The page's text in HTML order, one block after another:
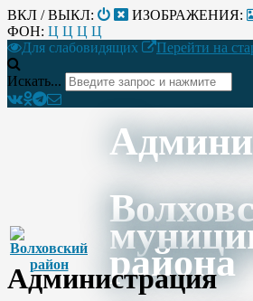
ВКЛ / ВЫКЛ: ИЗОБРАЖЕНИЯ:
ФОН: Ц Ц Ц Ц
Для слабовидящих
Перейти на
Искать...
района
Администрация